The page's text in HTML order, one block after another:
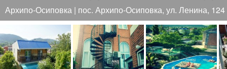
Архипо-Осиповка | пос. Архипо-Осиповка, ул. Ленина, 124